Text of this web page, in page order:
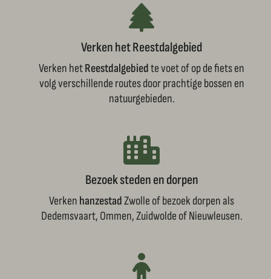
Verken het Reestdalgebied
Verken hetReestdalgebiedte voet of op de fiets en
volg verschillende routes door prachtige bossen en
natuurgebieden.
Bezoek steden en dorpen
Verken hanzestadZwolle of bezoek dorpen als
Dedemsvaart, Ommen, Zuidwolde of Nieuwleusen.